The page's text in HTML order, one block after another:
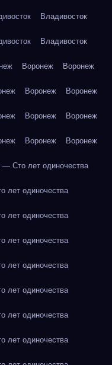
Владивосток
Владивосток
Воронеж Воронеж
Воронеж Воронеж
Воронеж Воронеж
Воронеж Воронеж
— Сто лет одиночества
лет одиночества
лет одиночества
лет одиночества
лет одиночества
лет одиночества
лет одиночества
лет одиночества